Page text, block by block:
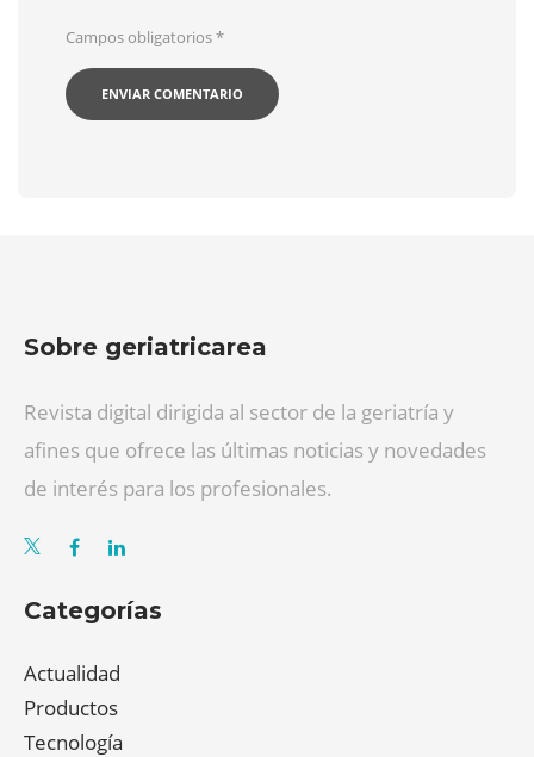
Campos obligatorios*
Sobre geriatricarea
Revista digital dirigida al sector de la geriatría y
afines que ofrece las últimas noticias y novedades
de interés para los profesionales.
Categorías
Actualidad
Productos
Tecnología